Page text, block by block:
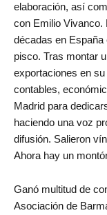
elaboración, así
con Emilio Vivanco.
décadas en España
pisco. Tras montar
exportaciones en
contables,
Madrid para
haciendo una voz
difusión. Salieron
Ahora hay un
Ganó multitud de
Asociación de